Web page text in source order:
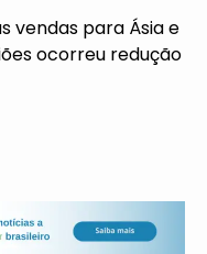
vendas para Ásia e
ocorreu redução